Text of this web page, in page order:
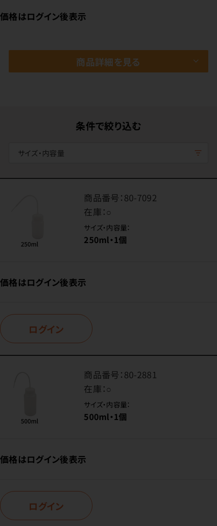
価格はログイン後表示
商品詳細を見る
条件で絞り込む
サイズ・内容量
商品番号：80-7092
在庫：○
サイズ・内容量：
250ml・1個
価格はログイン後表示
ログイン
商品番号：80-2881
在庫：○
サイズ・内容量：
500ml・1個
価格はログイン後表示
ログイン